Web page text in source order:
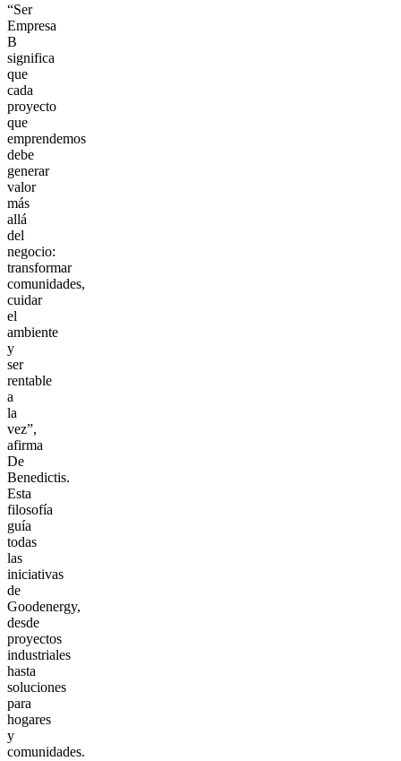
“Ser
Empresa
B
significa
que
cada
proyecto
que
emprendemos
debe
generar
valor
más
allá
del
negocio:
transformar
comunidades,
cuidar
el
ambiente
y
ser
rentable
a
la
vez”,
afirma
De
Benedictis.
Esta
filosofía
guía
todas
las
iniciativas
de
Goodenergy,
desde
proyectos
industriales
hasta
soluciones
para
hogares
y
comunidades.